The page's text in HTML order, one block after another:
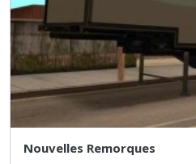
Nouvelles Remorques